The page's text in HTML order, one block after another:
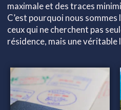
maximale et des traces
C’est pourquoi nous
ceux qui ne cherchent pas
résidence, mais une